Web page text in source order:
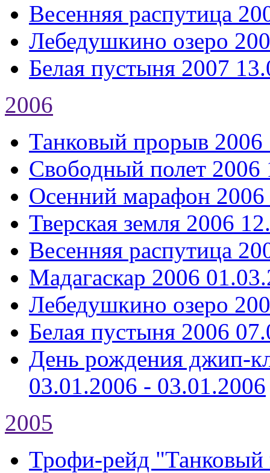
Весенняя распутица
Лебедушкино озеро
Белая пустыня 2007
2006
Танковый прорыв 2006
Свободный полет 2006
Осенний марафон 2006
Тверская земля 2006
Весенняя распутица
Мадагаскар 2006
Лебедушкино озеро
Белая пустыня 2006
День рождения джип-
03.01.2006 - 03.01.2006
2005
Трофи-рейд